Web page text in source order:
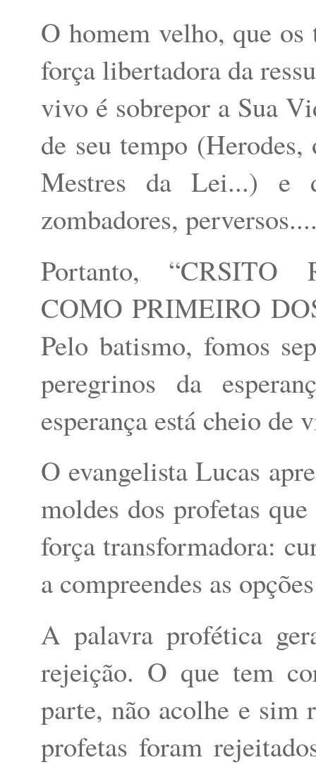
O homem velho, que os
força libertadora da
vivo é sobrepor a Sua
de seu tempo (Herodes,
Mestres da Lei...) e
zombadores,
Portanto, “CRSITO
COMO PRIMEIRO
Pelo batismo, fomos
peregrinos da
esperança está cheio de
O evangelista Lucas
moldes dos profetas
força transformadora:
a compreendes as
A palavra profética
rejeição. O que tem
parte, não acolhe e sim
profetas foram